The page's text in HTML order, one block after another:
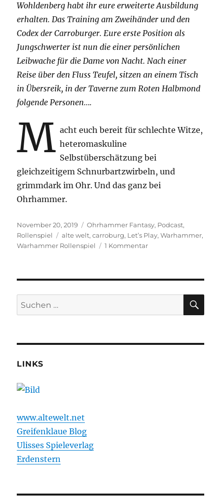
Wohldenberg habt ihr eure erweiterte Ausbildung
erhalten. Das Training am Zweihänder und den
Codex der Carroburger. Eure erste Position als
Jungschwerter ist nun die einer persönlichen
Leibwache für die Dame von Nacht. Nach einer
Reise über den Fluss Teufel, sitzen an einem Tisch
in Übersreik, in der Taverne zum Roten Halbmond
folgende Personen….
M acht euch bereit für schlechte Witze,
heteromaskuline
Selbstüberschätzung bei
gleichzeitigem Schnurbartzwirbeln, und
grimmdark im Ohr. Und das ganz bei
Ohrhammer.
Veröffentlicht
am
November 20, 2019 Kategorien
Ohrhammer Fantasy, Podcast,
Rollenspiel
Schlagwörter
alte welt,carroburg, Let’s Play,Warhammer,
Warhammer Rollenspiel
1 Kommentarzu
Suchen
nach:
LINKS
www.altewelt.net
Greifenklaue Blog
Ulisses Spieleverlag
Erdenstern